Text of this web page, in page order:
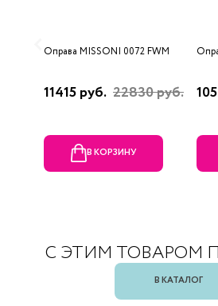
Оправа MISSONI 0072 FWM
11415 руб. 22830 руб.
В КОРЗИНУ
С ЭТИМ ТОВАРОМ
В КАТАЛОГ